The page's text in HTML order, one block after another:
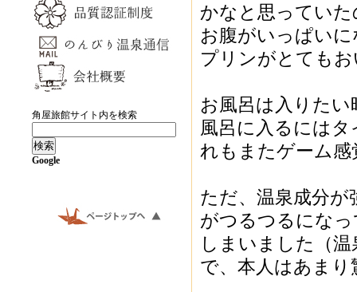
角屋旅館サイト内を検索
Google
かなと思ってい
お腹がいっぱい
プリンがとても
お風呂は入りた
風呂に入るには
れもまたゲーム
ただ、温泉成分が
がつるつるにな
しまいました（
で、本人はあま